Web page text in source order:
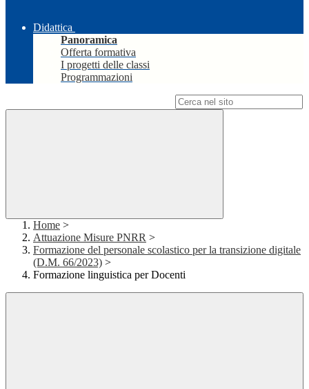
Didattica
Panoramica
Offerta formativa
I progetti delle classi
Programmazioni
Home >
Attuazione Misure PNRR >
Formazione del personale scolastico per la transizione digitale
(D.M. 66/2023) >
Formazione linguistica per Docenti